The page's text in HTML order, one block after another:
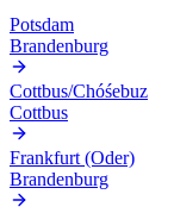
Potsdam
Brandenburg
Cottbus/Chóśebuz
Cottbus
Frankfurt (Oder)
Brandenburg